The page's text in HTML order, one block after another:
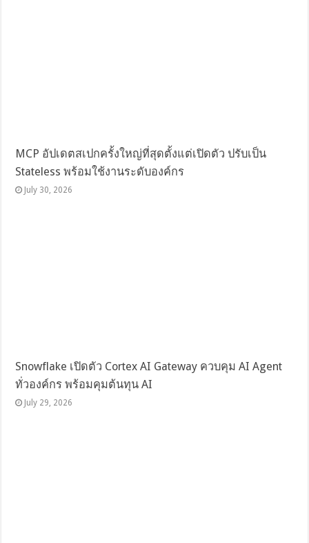
MCP อัปเดตสเปกครั้งใหญ่ที่สุดตั้งแต่เปิดตัว ปรับเป็น
Stateless พร้อมใช้งานระดับองค์กร
July 30, 2026
Snowflake เปิดตัว Cortex AI Gateway ควบคุม AI Agent
ทั่วองค์กร พร้อมคุมต้นทุน AI
July 29, 2026